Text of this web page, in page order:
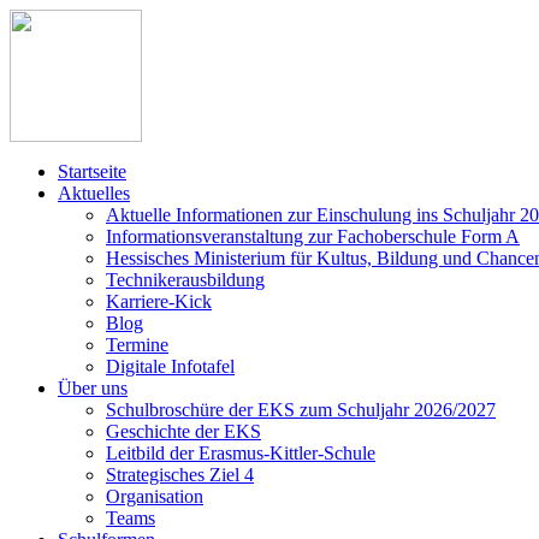
Startseite
Aktuelles
Aktuelle Informationen zur Einschulung ins Schuljahr
Informationsveranstaltung zur Fachoberschule Form A
Hessisches Ministerium für Kultus, Bildung und
Technikerausbildung
Karriere-Kick
Blog
Termine
Digitale Infotafel
Über uns
Schulbroschüre der EKS zum Schuljahr 2026/2027
Geschichte der EKS
Leitbild der Erasmus-Kittler-Schule
Strategisches Ziel 4
Organisation
Teams